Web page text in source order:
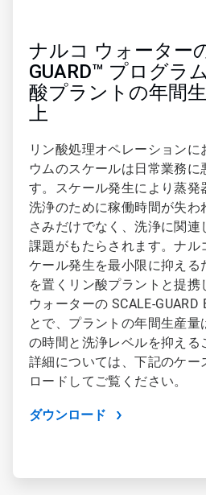
ナルコ ウォーター
GUARD™ プログラ
酸プラントの年間
上
リン酸処理オペレーションに
ウムのスケールは日常業務に
す。スケール発生により蒸発
洗浄のために稼働時間が失わ
さみだけでなく、洗浄に関連
課題がもたらされます。ナル
ケール発生を最小限に抑える
を置くリン酸プラントと提携
ウォーターの SCALE-GUARD
とで、プラントの年間生産量
の時間と洗浄レベルを抑える
詳細については、下記のケー
ロードしてご覧ください。
ダウンロード